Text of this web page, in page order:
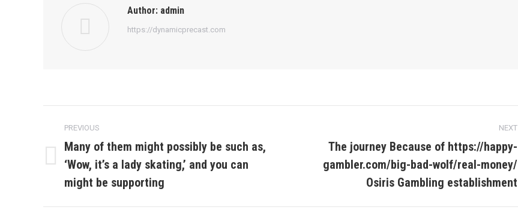
Author: admin
https://dynamicprecast.com
navigation
PREVIOUS
Previous
post:
Many of them might possibly be such as,
‘Wow, it’s a lady skating,’ and you can
might be supporting
NEXT
Next
The journey Because of https://happy-
gambler.com/big-bad-wolf/real-money/
Osiris Gambling establishment